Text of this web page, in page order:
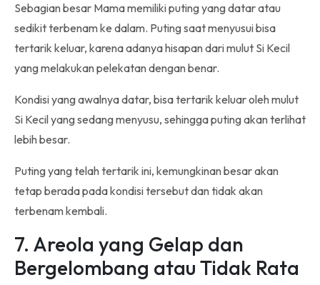
Sebagian besar Mama memiliki puting yang datar atau
sedikit terbenam ke dalam. Puting saat menyusui bisa
tertarik keluar, karena adanya hisapan dari mulut Si Kecil
yang melakukan pelekatan dengan benar.
Kondisi yang awalnya datar, bisa tertarik keluar oleh mulut
Si Kecil yang sedang menyusu, sehingga puting akan terlihat
lebih besar.
Puting yang telah tertarik ini, kemungkinan besar akan
tetap berada pada kondisi tersebut dan tidak akan
terbenam kembali.
7. Areola yang Gelap dan
Bergelombang atau Tidak Rata